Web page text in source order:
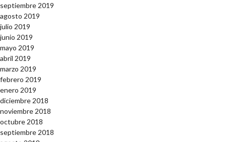
septiembre 2019
agosto 2019
julio 2019
junio 2019
mayo 2019
abril 2019
marzo 2019
febrero 2019
enero 2019
diciembre 2018
noviembre 2018
octubre 2018
septiembre 2018